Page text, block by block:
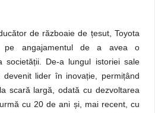
de războaie de țesut, Toyota
pe angajamentul de a avea o
societății. De-a lungul istoriei sale
lider în inovație, permițând
scară largă, odată cu dezvoltarea
cu 20 de ani și, mai recent, cu